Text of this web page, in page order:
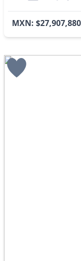
MXN: